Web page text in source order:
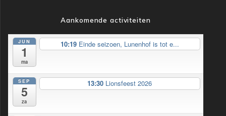
Aankomende activiteiten
JUN
1
ma
10:19 Einde seizoen, Lunenhof is tot e...
SEP
5
za
13:30 Lionsfeest 2026